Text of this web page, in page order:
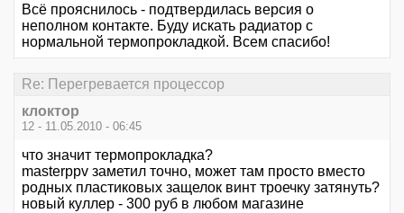
Всё прояснилось - подтвердилась версия о
неполном контакте. Буду искать радиатор с
нормальной термопрокладкой. Всем спасибо!
Re: Перегревается процессор
клоктор
12 - 11.05.2010 - 06:45
что значит термопрокладка?
masterppv заметил точно, может там просто вместо
родных пластиковых защелок винт троечку затянуть?
новый куллер - 300 руб в любом магазине